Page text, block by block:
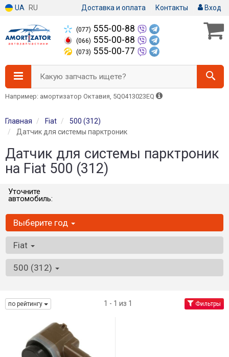
UA RU Доставка и оплата Контакты Вход
(077) 555-00-88
(066) 555-00-88
(073) 555-00-77
Какую запчасть ищете?
Например: амортизатор Октавия, 5Q0413023EQ
Главная Fiat
500 (312)
Датчик для системы парктроник
Датчик для системы парктроник
на Fiat 500 (312)
Уточните
автомобиль:
Выберите год
Fiat
500 (312)
по рейтингу 1 - 1 из 1 Фильтры